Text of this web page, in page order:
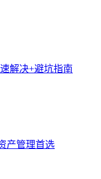
解决+避坑指南
产管理首选